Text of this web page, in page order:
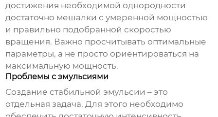
достижения необходимой однородности
достаточно мешалки с умеренной мощностью
и правильно подобранной скоростью
вращения. Важно просчитывать оптимальные
параметры, а не просто ориентироваться на
максимальную мощность.
Проблемы с эмульсиями
Создание стабильной эмульсии – это
отдельная задача. Для этого необходимо